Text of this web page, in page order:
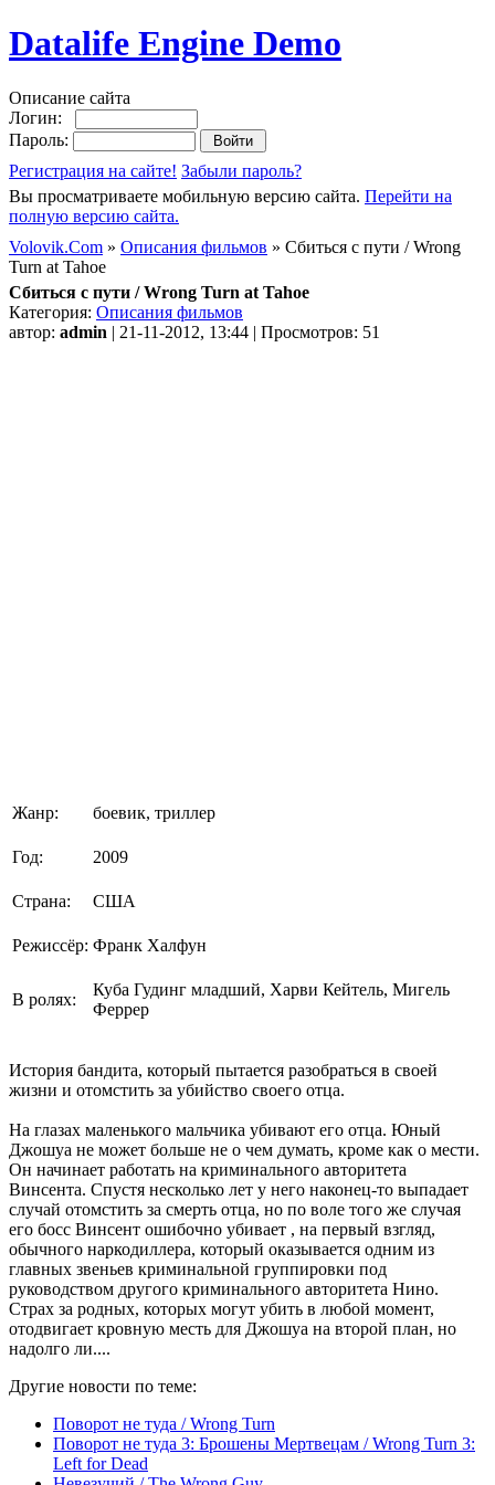
Datalife Engine Demo
Описание сайта
Логин:
Пароль:
Регистрация на сайте! Забыли пароль?
Вы просматриваете мобильную версию сайта. Перейти на
полную версию сайта.
Volovik.Com » Описания фильмов » Сбиться с пути / Wrong
Turn at Tahoe
Сбиться с пути / Wrong Turn at Tahoe
Категория: Описания фильмов
автор: admin | 21-11-2012, 13:44 | Просмотров: 51
Жанр: боевик, триллер
Год: 2009
Страна: США
Режиссёр: Франк Халфун
В ролях:
Куба Гудинг младший, Харви Кейтель, Мигель
Феррер
История бандита, который пытается разобраться в своей
жизни и отомстить за убийство своего отца.
На глазах маленького мальчика убивают его отца. Юный
Джошуа не может больше не о чем думать, кроме как о мести.
Он начинает работать на криминального авторитета
Винсента. Спустя несколько лет у него наконец-то выпадает
случай отомстить за смерть отца, но по воле того же случая
его босс Винсент ошибочно убивает , на первый взгляд,
обычного наркодиллера, который оказывается одним из
главных звеньев криминальной группировки под
руководством другого криминального авторитета Нино.
Страх за родных, которых могут убить в любой момент,
отодвигает кровную месть для Джошуа на второй план, но
надолго ли....
Другие новости по теме:
Поворот не туда / Wrong Turn
Поворот не туда 3: Брошены Мертвецам / Wrong Turn 3:
Left for Dead